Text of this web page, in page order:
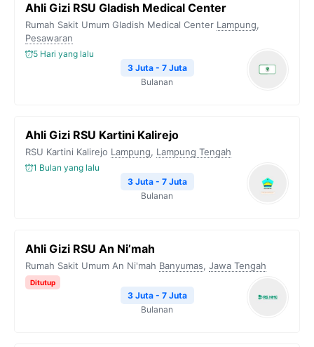
Ahli Gizi RSU Gladish Medical Center
Rumah Sakit Umum Gladish Medical Center Lampung,
Pesawaran
5 Hari yang lalu
3 Juta - 7 Juta
Bulanan
Ahli Gizi RSU Kartini Kalirejo
RSU Kartini Kalirejo Lampung, Lampung Tengah
1 Bulan yang lalu
3 Juta - 7 Juta
Bulanan
Ahli Gizi RSU An Ni’mah
Rumah Sakit Umum An Ni'mah Banyumas, Jawa Tengah
Ditutup
3 Juta - 7 Juta
Bulanan